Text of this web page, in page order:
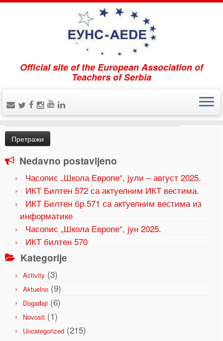
Official site of the European Association of
Teachers of Serbia
Home » ЕУ фондови и конкурси Србија » EU fondovi i
Pretraži
Претрага
за:
Nedavno postavljeno
Часопис „Школа Европе“, јули – август 2025.
ИКТ Билтен 572 са актуелним ИКТ вестима.
ИКТ Билтен бр.571 са актуелним вестима из
информатике
Часопис „Школа Европе“, јун 2025.
ИКТ билтен 570
Kategorije
Activity (3)
Aktuelno (9)
Događaji (6)
Novosti (1)
Uncategorized (215)